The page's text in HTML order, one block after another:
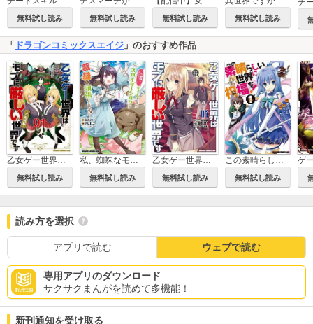
無料試し読み 無料試し読み 無料試し読み 無料試し読み
「 ドラゴンコミックスエイジ 」のおすすめ作品
乙女ゲー世界はモブに厳しい世界です【共和国編】
無料試し読み
私、蜘蛛なモンスターをテイムしたので、スパイダーシルクで裁縫を頑張ります！
無料試し読み
乙女ゲー世界はモブに厳しい世界です
無料試し読み 無料試し読み
読み方を選択
アプリで読む ウェブで読む
専用アプリのダウンロード
サクサクまんがを読めて多機能！
新刊通知を受け取る